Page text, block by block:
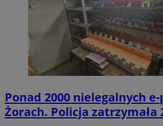
Ponad 2000 nielegalnych
Żorach. Policja zatrzymała